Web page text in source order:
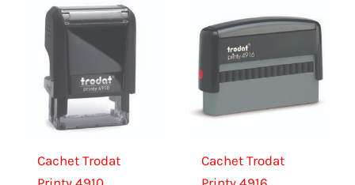
Cachet Trodat
Cachet Trodat